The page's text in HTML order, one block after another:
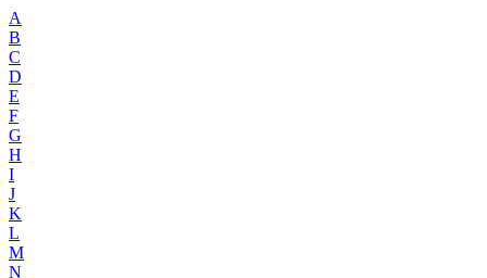
A
B
C
D
E
F
G
H
I
J
K
L
M
N